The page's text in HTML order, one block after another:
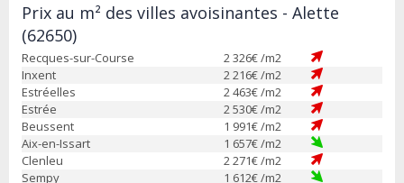
Prix au m² des villes avoisinantes - Alette
(62650)
Recques-sur-Course 2 326€ /m2
Inxent
2 216€ /m2
Estréelles
2 463€ /m2
Estrée
2 530€ /m2
Beussent
1 991€ /m2
Aix-en-Issart
1 657€ /m2
Clenleu
2 271€ /m2
Sempy
1 612€ /m2